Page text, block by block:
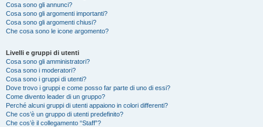
Cosa sono gli annunci?
Cosa sono gli argomenti importanti?
Cosa sono gli argomenti chiusi?
Che cosa sono le icone argomento?
Livelli e gruppi di utenti
Cosa sono gli amministratori?
Cosa sono i moderatori?
Cosa sono i gruppi di utenti?
Dove trovo i gruppi e come posso far parte di uno di essi?
Come divento leader di un gruppo?
Perché alcuni gruppi di utenti appaiono in colori differenti?
Che cos’è un gruppo di utenti predefinito?
Che cos’è il collegamento “Staff”?